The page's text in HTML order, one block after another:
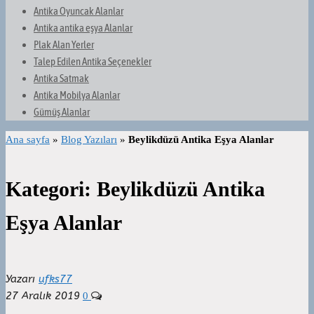
Antika Oyuncak Alanlar
Antika antika eşya Alanlar
Plak Alan Yerler
Talep Edilen Antika Seçenekler
Antika Satmak
Antika Mobilya Alanlar
Gümüş Alanlar
Ana sayfa » Blog Yazıları » Beylikdüzü Antika Eşya Alanlar
Kategori: Beylikdüzü Antika
Eşya Alanlar
Yazarı ufks77
27 Aralık 2019 0